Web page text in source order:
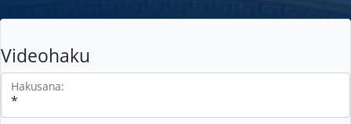
Videohaku
Hakusana: